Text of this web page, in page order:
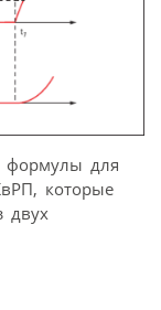
формулы для
которые
двух